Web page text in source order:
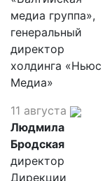
медиа группа»,
генеральный
директор
холдинга «Ньюс
Медиа»
11 августа
Людмила
Бродская
директор
Дирекции